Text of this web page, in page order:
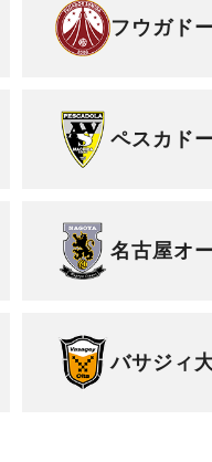
フウガド
ペスカド
名古屋オ
バサジィ